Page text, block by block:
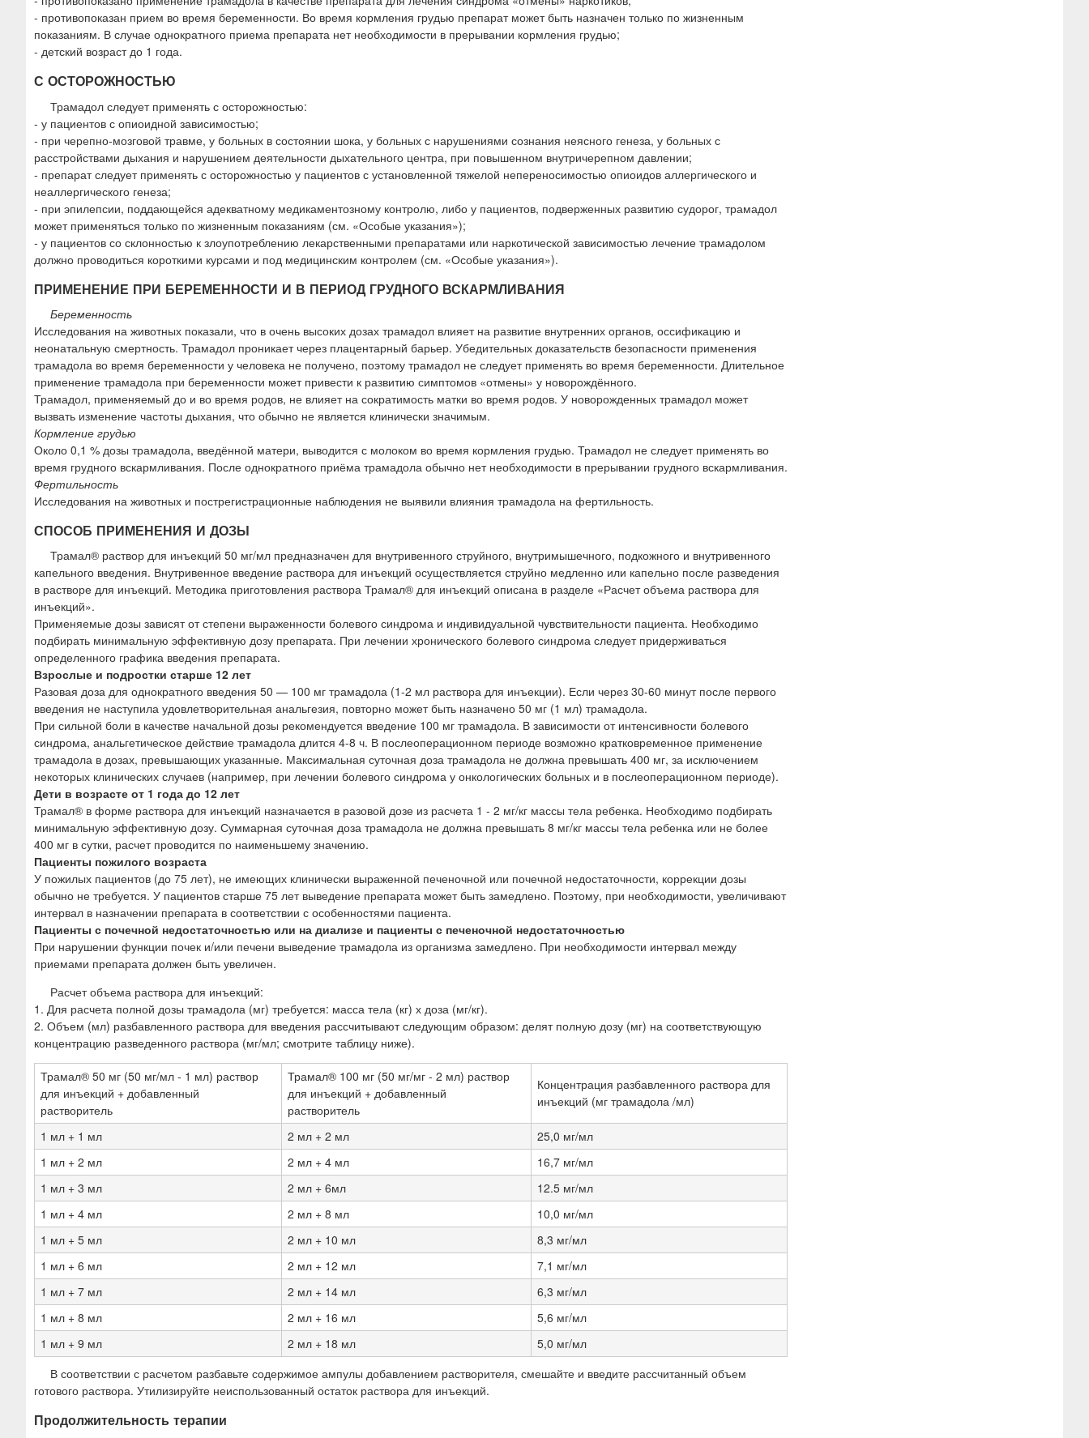
- противопоказан прием во время беременности. Во время кормления грудью препарат может быть назначен только по жизненным
показаниям. В случае однократного приема препарата нет необходимости в прерывании кормления грудью;
- детский возраст до 1 года.
С ОСТОРОЖНОСТЬЮ
Трамадол следует применять с осторожностью:
- у пациентов с опиоидной зависимостью;
- при черепно-мозговой травме, у больных в состоянии шока, у больных с нарушениями сознания неясного генеза, у больных с
расстройствами дыхания и нарушением деятельности дыхательного центра, при повышенном внутричерепном давлении;
- препарат следует применять с осторожностью у пациентов с установленной тяжелой непереносимостью опиоидов аллергического и
неаллергического генеза;
- при эпилепсии, поддающейся адекватному медикаментозному контролю, либо у пациентов, подверженных развитию судорог, трамадол
может применяться только по жизненным показаниям (см. «Особые указания»);
- у пациентов со склонностью к злоупотреблению лекарственными препаратами или наркотической зависимостью лечение трамадолом
должно проводиться короткими курсами и под медицинским контролем (см. «Особые указания»).
ПРИМЕНЕНИЕ ПРИ БЕРЕМЕННОСТИ И В ПЕРИОД ГРУДНОГО ВСКАРМЛИВАНИЯ
Беременность
Исследования на животных показали, что в очень высоких дозах трамадол влияет на развитие внутренних органов, оссификацию и
неонатальную смертность. Трамадол проникает через плацентарный барьер. Убедительных доказательств безопасности применения
трамадола во время беременности у человека не получено, поэтому трамадол не следует применять во время беременности. Длительное
применение трамадола при беременности может привести к развитию симптомов «отмены» у новорождённого.
Трамадол, применяемый до и во время родов, не влияет на сократимость матки во время родов. У новорожденных трамадол может
вызвать изменение частоты дыхания, что обычно не является клинически значимым.
Кормление грудью
Около 0,1 % дозы трамадола, введённой матери, выводится с молоком во время кормления грудью. Трамадол не следует применять во
время грудного вскармливания. После однократного приёма трамадола обычно нет необходимости в прерывании грудного вскармливания.
Фертильность
Исследования на животных и пострегистрационные наблюдения не выявили влияния трамадола на фертильность.
СПОСОБ ПРИМЕНЕНИЯ И ДОЗЫ
Трамал® раствор для инъекций 50 мг/мл предназначен для внутривенного струйного, внутримышечного, подкожного и внутривенного
капельного введения. Внутривенное введение раствора для инъекций осуществляется струйно медленно или капельно после разведения
в растворе для инъекций. Методика приготовления раствора Трамал® для инъекций описана в разделе «Расчет объема раствора для
инъекций».
Применяемые дозы зависят от степени выраженности болевого синдрома и индивидуальной чувствительности пациента. Необходимо
подбирать минимальную эффективную дозу препарата. При лечении хронического болевого синдрома следует придерживаться
определенного графика введения препарата.
Взрослые и подростки старше 12 лет
Разовая доза для однократного введения 50 — 100 мг трамадола (1-2 мл раствора для инъекции). Если через 30-60 минут после первого
введения не наступила удовлетворительная анальгезия, повторно может быть назначено 50 мг (1 мл) трамадола.
При сильной боли в качестве начальной дозы рекомендуется введение 100 мг трамадола. В зависимости от интенсивности болевого
синдрома, анальгетическое действие трамадола длится 4-8 ч. В послеоперационном периоде возможно кратковременное применение
трамадола в дозах, превышающих указанные. Максимальная суточная доза трамадола не должна превышать 400 мг, за исключением
некоторых клинических случаев (например, при лечении болевого синдрома у онкологических больных и в послеоперационном периоде).
Дети в возрасте от 1 года до 12 лет
Трамал® в форме раствора для инъекций назначается в разовой дозе из расчета 1 - 2 мг/кг массы тела ребенка. Необходимо подбирать
минимальную эффективную дозу. Суммарная суточная доза трамадола не должна превышать 8 мг/кг массы тела ребенка или не более
400 мг в сутки, расчет проводится по наименьшему значению.
Пациенты пожилого возраста
У пожилых пациентов (до 75 лет), не имеющих клинически выраженной печеночной или почечной недостаточности, коррекции дозы
обычно не требуется. У пациентов старше 75 лет выведение препарата может быть замедлено. Поэтому, при необходимости, увеличивают
интервал в назначении препарата в соответствии с особенностями пациента.
Пациенты с почечной недостаточностью или на диализе и пациенты с печеночной недостаточностью
При нарушении функции почек и/или печени выведение трамадола из организма замедлено. При необходимости интервал между
приемами препарата должен быть увеличен.
Расчет объема раствора для инъекций:
1. Для расчета полной дозы трамадола (мг) требуется: масса тела (кг) х доза (мг/кг).
2. Объем (мл) разбавленного раствора для введения рассчитывают следующим образом: делят полную дозу (мг) на соответствующую
концентрацию разведенного раствора (мг/мл; смотрите таблицу ниже).
Трамал® 50 мг (50 мг/мл - 1 мл) раствор
для инъекций + добавленный
растворитель
Трамал® 100 мг (50 мг/мг - 2 мл) раствор
для инъекций + добавленный
растворитель
Концентрация разбавленного раствора для
инъекций (мг трамадола /мл)
1 мл + 1 мл 2 мл + 2 мл
25,0 мг/мл
1 мл + 2 мл
2 мл + 4 мл
16,7 мг/мл
1 мл + 3 мл
2 мл + 6мл
12.5 мг/мл
1 мл + 4 мл
2 мл + 8 мл
10,0 мг/мл
1 мл + 5 мл
2 мл + 10 мл
8,3 мг/мл
1 мл + 6 мл
2 мл + 12 мл
7,1 мг/мл
1 мл + 7 мл
2 мл + 14 мл
6,3 мг/мл
1 мл + 8 мл
2 мл + 16 мл
5,6 мг/мл
1 мл + 9 мл
2 мл + 18 мл
5,0 мг/мл
В соответствии с расчетом разбавьте содержимое ампулы добавлением растворителя, смешайте и введите рассчитанный объем
готового раствора. Утилизируйте неиспользованный остаток раствора для инъекций.
Продолжительность терапии